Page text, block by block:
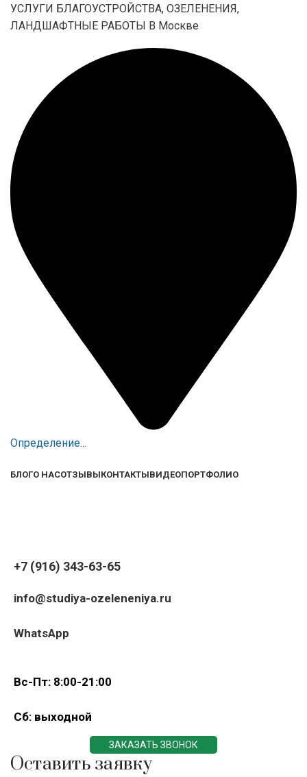
УСЛУГИ БЛАГОУСТРОЙСТВА, ОЗЕЛЕНЕНИЯ,
ЛАНДШАФТНЫЕ РАБОТЫ В Москве
Определение...
БЛОГО НАСОТЗЫВЫКОНТАКТЫВИДЕОПОРТФОЛИО
+7 (916) 343-63-65
info@studiya-ozeleneniya.ru
WhatsApp
Вс-Пт: 8:00-21:00
Сб: выходной
ЗАКАЗАТЬ ЗВОНОК
Оставить заявку